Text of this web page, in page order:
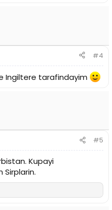
#4
Ingiltere tarafindayim
#5
Kupayi
Sirplarin.